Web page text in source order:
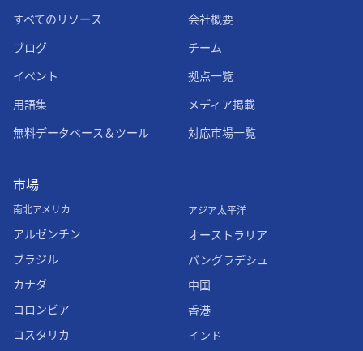
すべてのリソース
ブログ
イベント
用語集
無料データベース＆ツール
会社概要
チーム
拠点一覧
メディア掲載
対応市場一覧
市場
南北アメリカ
アルゼンチン
ブラジル
カナダ
コロンビア
コスタリカ
アジア太平洋
オーストラリア
バングラデシュ
中国
香港
インド